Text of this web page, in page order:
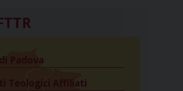
Padova
Teologici Affiliati